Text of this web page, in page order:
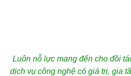
Luôn nỗ lực mang đến cho đồi
dịch vụ công nghệ có giá trị, gia